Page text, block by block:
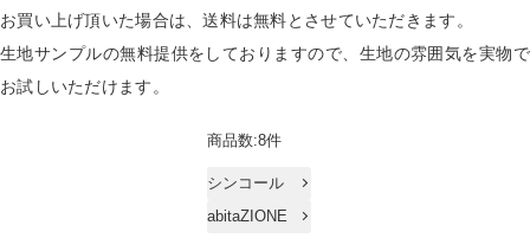
お買い上げ頂いた場合は、送料は無料とさせていただきます。
生地サンプルの無料提供をしておりますので、生地の雰囲気を実物で
お試しいただけます。
商品数:8件
シンコール
abitaZIONE